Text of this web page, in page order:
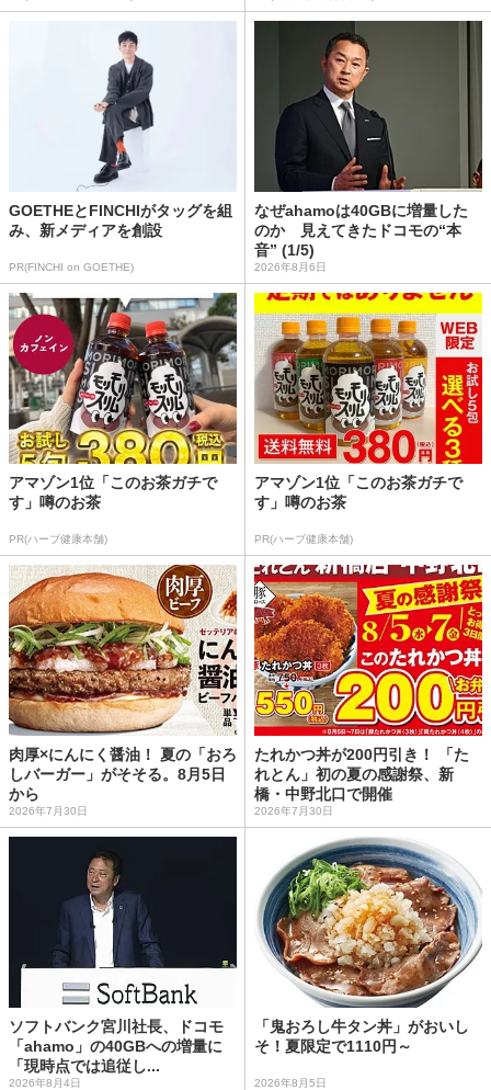
GOETHEとFINCHIがタッグを組
み、新メディアを創設
PR(FINCHI on GOETHE)
なぜahamoは40GBに増量した
のか 見えてきたドコモの“本
音” (1/5)
2026年8月6日
アマゾン1位「このお茶ガチで
す」噂のお茶
PR(ハーブ健康本舗)
アマゾン1位「このお茶ガチで
す」噂のお茶
PR(ハーブ健康本舗)
肉厚×にんにく醤油！ 夏の「おろ
しバーガー」がそそる。8月5日
から
2026年7月30日
たれかつ丼が200円引き！ 「た
れとん」初の夏の感謝祭、新
橋・中野北口で開催
2026年7月30日
ソフトバンク宮川社長、ドコモ
「ahamo」の40GBへの増量に
「現時点では追従し...
2026年8月4日
「鬼おろし牛タン丼」がおいし
そ！夏限定で1110円～
2026年8月5日